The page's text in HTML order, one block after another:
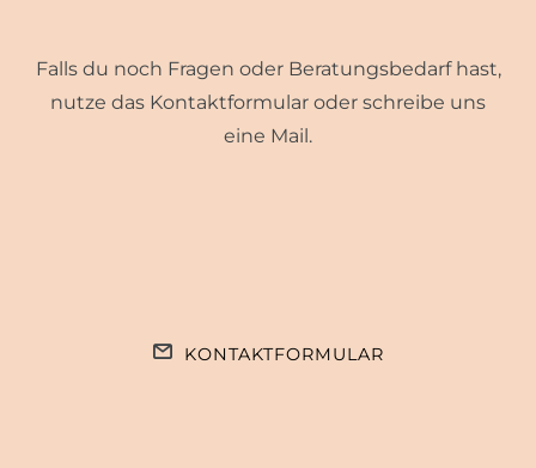
Falls du noch Fragen oder Beratungsbedarf hast,
nutze das Kontaktformular oder schreibe uns
eine Mail.
KONTAKTFORMULAR